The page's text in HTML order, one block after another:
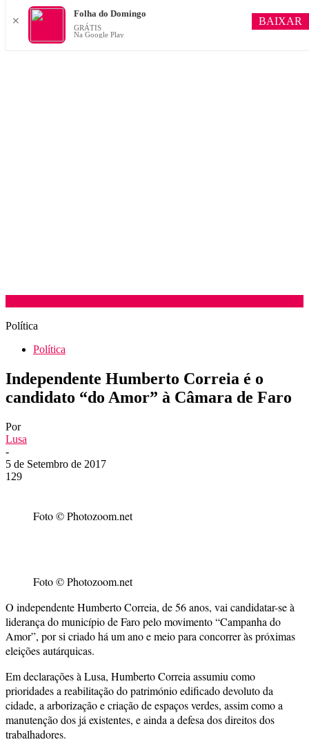
Política
Política
Independente Humberto Correia é o
candidato “do Amor” à Câmara de Faro
Por
Lusa
-
5 de Setembro de 2017
129
Foto © Photozoom.net
Foto © Photozoom.net
O independente Humberto Correia, de 56 anos, vai candidatar-se à
liderança do município de Faro pelo movimento “Campanha do
Amor”, por si criado há um ano e meio para concorrer às próximas
eleições autárquicas.
Em declarações à Lusa, Humberto Correia assumiu como
prioridades a reabilitação do património edificado devoluto da
cidade, a arborização e criação de espaços verdes, assim como a
manutenção dos já existentes, e ainda a defesa dos direitos dos
trabalhadores.
✕
Folha do Domingo
GRÁTIS
Na Google Play
BAIXAR